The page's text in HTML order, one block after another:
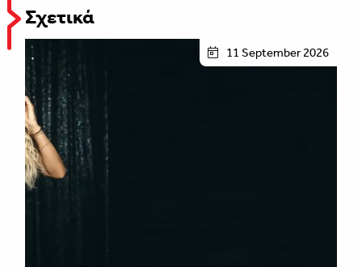
Σχετικά
11 September 2026